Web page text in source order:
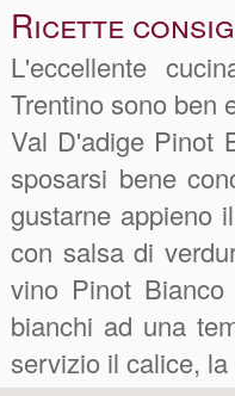
Ricette
L'eccellente
Trentino sono ben
Val D'adige Pinot
sposarsi bene
gustarne appieno
con salsa di
vino Pinot
bianchi ad una
servizio il calice,